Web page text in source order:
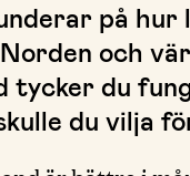
på hur
och
tycker du
du vilja